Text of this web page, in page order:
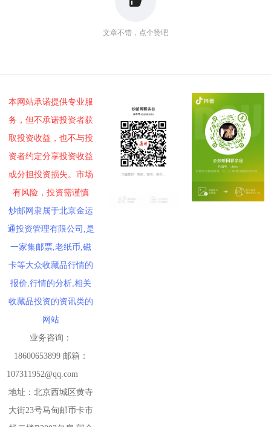
文章不错，点个赞吧
本网站承诺提供专业服
务，但不承诺投资者获
取投资收益，也不与投
资者约定分享投资收益
或分担投资损失。市场
有风险，投资需谨慎
炒邮网隶属于北京金运
通投资管理有限公司,是
一家集邮票,老纸币,磁
卡等大众收藏品行情的
报价,行情的分析,相关
收藏品投资的资讯类的
网站
业务咨询：
18600653899 邮箱：
107311952@qq.com
地址：北京西城区黄寺
大街23号马甸邮币卡市